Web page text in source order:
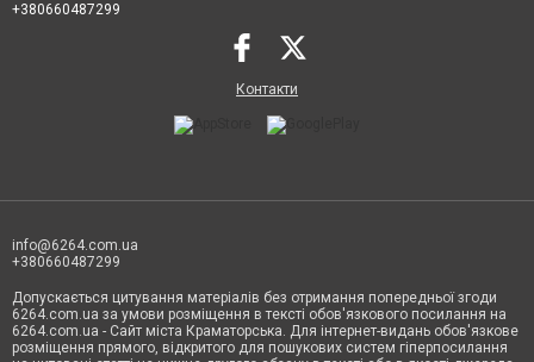
+380660487299
Контакти
info@6264.com.ua
+380660487299
Допускається цитування матеріалів без отримання попередньої згоди
6264.com.ua за умови розміщення в тексті обов'язкового посилання на
6264.com.ua - Сайт міста Краматорська. Для інтернет-видань обов'язкове
розміщення прямого, відкритого для пошукових систем гіперпосилання